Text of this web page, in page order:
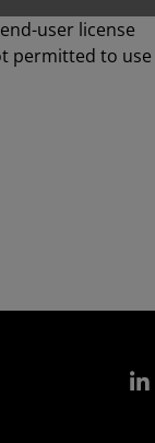
user license
permitted to use